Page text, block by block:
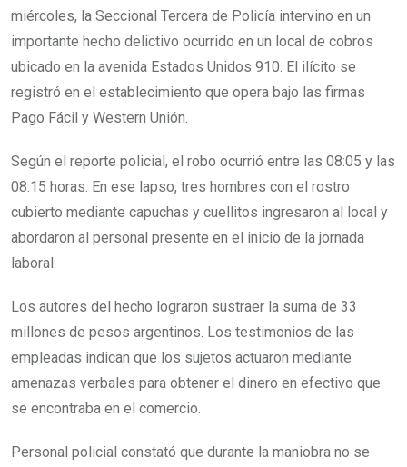
miércoles, la Seccional Tercera de Policía intervino en un
importante hecho delictivo ocurrido en un local de cobros
ubicado en la avenida Estados Unidos 910. El ilícito se
registró en el establecimiento que opera bajo las firmas
Pago Fácil y Western Unión.
Según el reporte policial, el robo ocurrió entre las 08:05 y las
08:15 horas. En ese lapso, tres hombres con el rostro
cubierto mediante capuchas y cuellitos ingresaron al local y
abordaron al personal presente en el inicio de la jornada
laboral.
Los autores del hecho lograron sustraer la suma de 33
millones de pesos argentinos. Los testimonios de las
empleadas indican que los sujetos actuaron mediante
amenazas verbales para obtener el dinero en efectivo que
se encontraba en el comercio.
Personal policial constató que durante la maniobra no se